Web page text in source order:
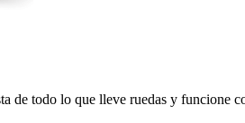
de todo lo que lleve ruedas y funcione